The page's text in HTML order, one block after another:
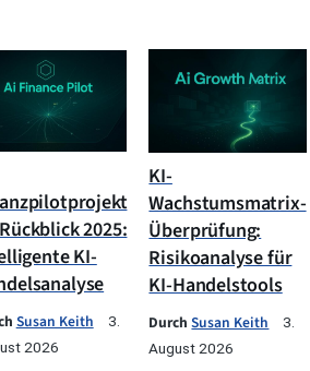
2025:
KI-
Susan Keith
3.
2026
KI-
Wachstumsmatrix-
Überprüfung:
Risikoanalyse für
KI-Handelstools
DurchSusan Keith
3.
August 2026